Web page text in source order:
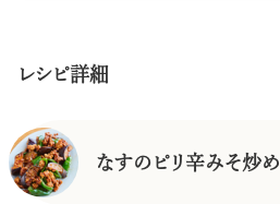
レシピ詳細
なすのピリ辛みそ炒め